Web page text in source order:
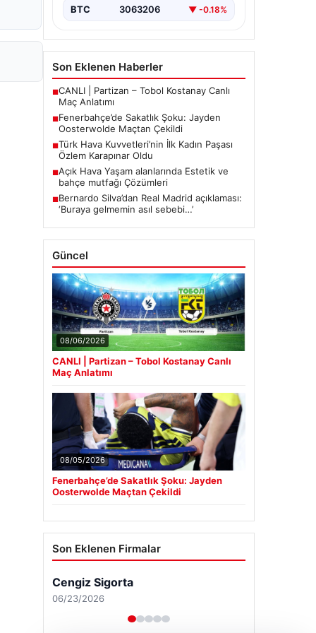
BTC 3063206 ▼ -0.18%
Son Eklenen Haberler
■CANLI | Partizan – Tobol Kostanay Canlı
Maç Anlatımı
■Fenerbahçe’de Sakatlık Şoku: Jayden
Oosterwolde Maçtan Çekildi
■Türk Hava Kuvvetleri’nin İlk Kadın Paşası
Özlem Karapınar Oldu
■Açık Hava Yaşam alanlarında Estetik ve
bahçe mutfağı Çözümleri
■Bernardo Silva’dan Real Madrid açıklaması:
‘Buraya gelmemin asıl sebebi…’
Güncel
08/06/2026
CANLI | Partizan – Tobol Kostanay Canlı
Maç Anlatımı
08/05/2026
Fenerbahçe’de Sakatlık Şoku: Jayden
Oosterwolde Maçtan Çekildi
Son Eklenen Firmalar
Cengiz Sigorta
06/23/2026